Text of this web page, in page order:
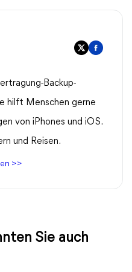
Backup-
hilft Menschen gerne
von iPhones und iOS.
und Reisen.
>>
Sie auch